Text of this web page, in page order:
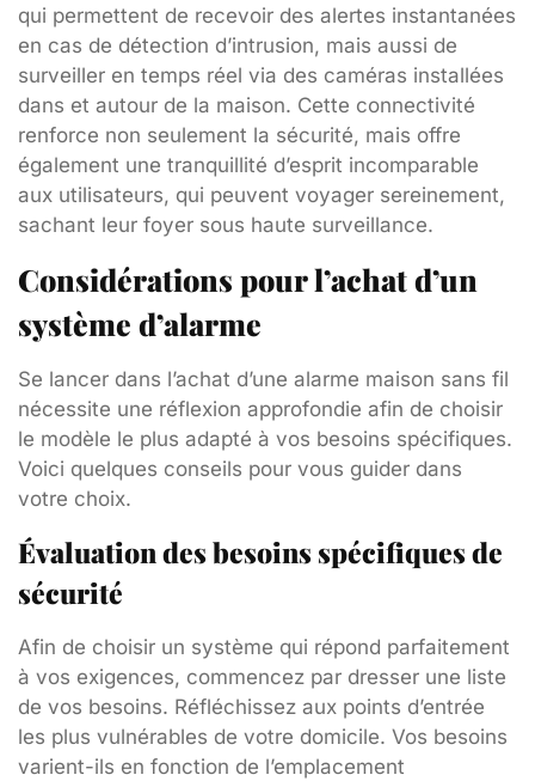
qui permettent de recevoir des alertes instantanées
en cas de détection d’intrusion, mais aussi de
surveiller en temps réel via des caméras installées
dans et autour de la maison. Cette connectivité
renforce non seulement la sécurité, mais offre
également une tranquillité d’esprit incomparable
aux utilisateurs, qui peuvent voyager sereinement,
sachant leur foyer sous haute surveillance.
Considérations pour l’achat d’un
système d’alarme
Se lancer dans l’achat d’une alarme maison sans fil
nécessite une réflexion approfondie afin de choisir
le modèle le plus adapté à vos besoins spécifiques.
Voici quelques conseils pour vous guider dans
votre choix.
Évaluation des besoins spécifiques de
sécurité
Afin de choisir un système qui répond parfaitement
à vos exigences, commencez par dresser une liste
de vos besoins. Réfléchissez aux points d’entrée
les plus vulnérables de votre domicile. Vos besoins
varient-ils en fonction de l’emplacement